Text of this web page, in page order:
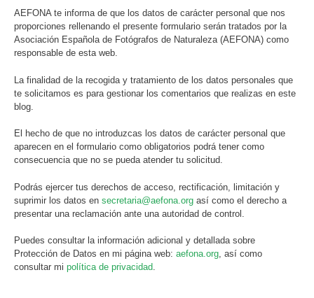
AEFONA te informa de que los datos de carácter personal que nos
proporciones rellenando el presente formulario serán tratados por la
Asociación Española de Fotógrafos de Naturaleza (AEFONA) como
responsable de esta web.
La finalidad de la recogida y tratamiento de los datos personales que
te solicitamos es para gestionar los comentarios que realizas en este
blog.
El hecho de que no introduzcas los datos de carácter personal que
aparecen en el formulario como obligatorios podrá tener como
consecuencia que no se pueda atender tu solicitud.
Podrás ejercer tus derechos de acceso, rectificación, limitación y
suprimir los datos en secretaria@aefona.org así como el derecho a
presentar una reclamación ante una autoridad de control.
Puedes consultar la información adicional y detallada sobre
Protección de Datos en mi página web: aefona.org, así como
consultar mi política de privacidad.